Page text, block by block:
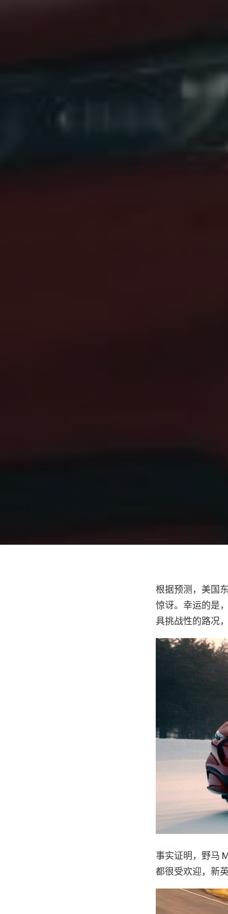
根据预测，美国
惊讶。幸运的是
具挑战性的路况
事实证明，野马
都很受欢迎，新